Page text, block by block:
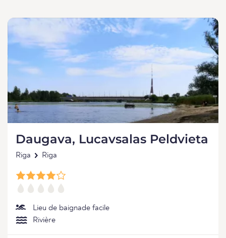
Daugava, Lucavsalas Peldvieta
Riga Riga
Lieu de baignade facile
Rivière